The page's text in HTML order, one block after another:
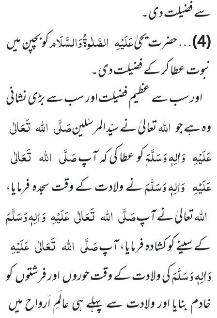
سے فضیلت دی۔
(4) … حضرت یحیٰعَلَیْہِ الصَّلٰوۃُ وَالسَّلَامکو بچپن میں
نبوت عطا کر کے فضیلت دی۔
اور سب سے عظیم فضیلت اور سب سے بڑی نشانی
وہ ہے جواللہتعالیٰ نے سیّد المرسَلینصَلَّی اللہ تَعَالٰی
عَلَیْہِ وَاٰلِہٖ وَسَلَّمَکو عطا کی کہ آپصَلَّی اللہ تَعَالٰی
عَلَیْہِ وَاٰلِہٖ وَسَلَّمَنے ولادت کے وقت سجدہ فرمایا،
اللہتعالیٰ نے آپصَلَّی اللہ تَعَالٰیعَلَیْہِوَ اٰلِہٖ وَسَلَّمَ
کے سینے کو کشادہ فرمایا، آپصَلَّی اللہ تَعَالٰی عَلَیْہِ
وَاٰلِہٖ وَسَلَّمَکی ولادت کے وقت حوروں اور فرشتوں کو
خادم بنایا اور ولادت سے پہلے ہی عالَمِ اَرواح میں